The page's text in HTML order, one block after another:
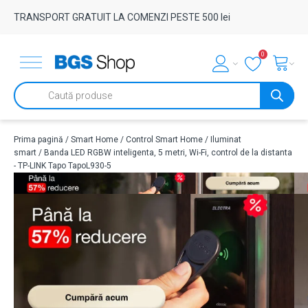
TRANSPORT GRATUIT LA COMENZI PESTE 500 lei
0
Products
search
Prima pagină / Smart Home / Control Smart Home /
Iluminat
smart / Banda LED RGBW inteligenta, 5 metri, Wi-Fi, control de la distanta
- TP-LINK Tapo TapoL930-5